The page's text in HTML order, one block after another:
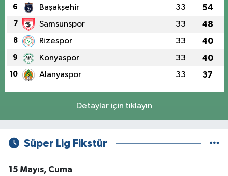
6 Başakşehir 33 54
7 Samsunspor 33 48
8 Rizespor 33 40
9 Konyaspor 33 40
10 Alanyaspor 33 37
Detaylar için tıklayın
Süper Lig Fikstür
15 Mayıs, Cuma